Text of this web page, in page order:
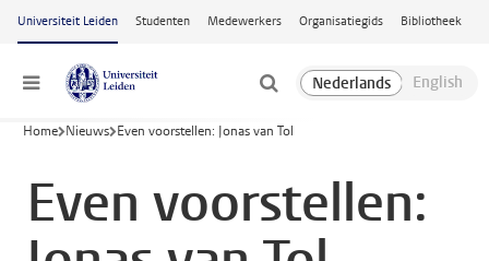
Ga naar hoofdinhoud
Universiteit Leiden Studenten Medewerkers Organisatiegids Bibliotheek
Menu
Home Nieuws Even voorstellen: Jonas van Tol
Even voorstellen: